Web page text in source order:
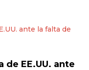
EE.UU. ante